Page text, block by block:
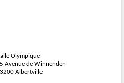
Olympique
Avenue de Winnenden
Albertville